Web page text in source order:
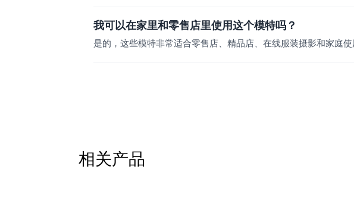
我可以在家里和零售店里使用这个模特吗？
是的，这些模特非常适合零售店、精品店、在线服装摄影和家庭使
相关产品